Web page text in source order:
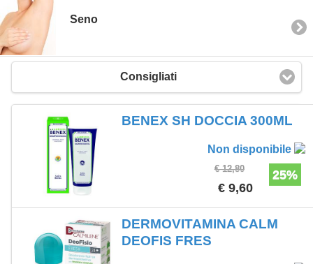
Seno
Consigliati
BENEX SH DOCCIA 300ML
Non disponibile
25%
€ 12,80
€ 9,60
DERMOVITAMINA CALM
DEOFIS FRES